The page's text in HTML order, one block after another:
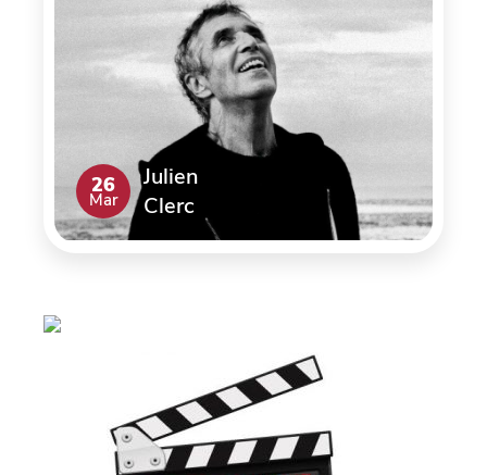
26
Mar
Julien
Clerc